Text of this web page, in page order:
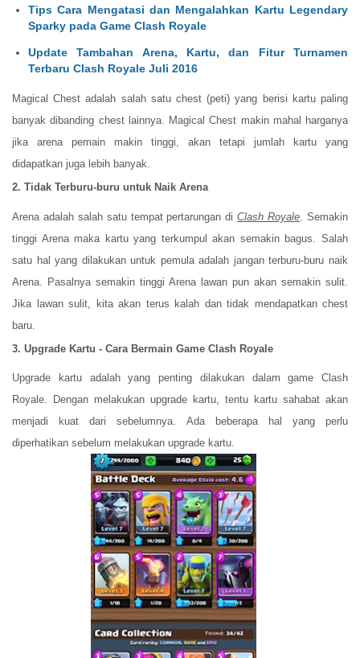
Tips Cara Mengatasi dan Mengalahkan Kartu Legendary
Sparky pada Game Clash Royale
Update Tambahan Arena, Kartu, dan Fitur Turnamen
Terbaru Clash Royale Juli 2016
Magical Chest adalah salah satu chest (peti) yang berisi kartu paling
banyak dibanding chest lainnya. Magical Chest makin mahal harganya
jika arena pemain makin tinggi, akan tetapi jumlah kartu yang
didapatkan juga lebih banyak.
2. Tidak Terburu-buru untuk Naik Arena
Arena adalah salah satu tempat pertarungan diClash Royale . Semakin
tinggi Arena maka kartu yang terkumpul akan semakin bagus. Salah
satu hal yang dilakukan untuk pemula adalah jangan terburu-buru naik
Arena. Pasalnya semakin tinggi Arena lawan pun akan semakin sulit.
Jika lawan sulit, kita akan terus kalah dan tidak mendapatkan chest
baru.
3. Upgrade Kartu - Cara Bermain Game Clash Royale
Upgrade kartu adalah yang penting dilakukan dalam game Clash
Royale. Dengan melakukan upgrade kartu, tentu kartu sahabat akan
menjadi kuat dari sebelumnya. Ada beberapa hal yang perlu
diperhatikan sebelum melakukan upgrade kartu.